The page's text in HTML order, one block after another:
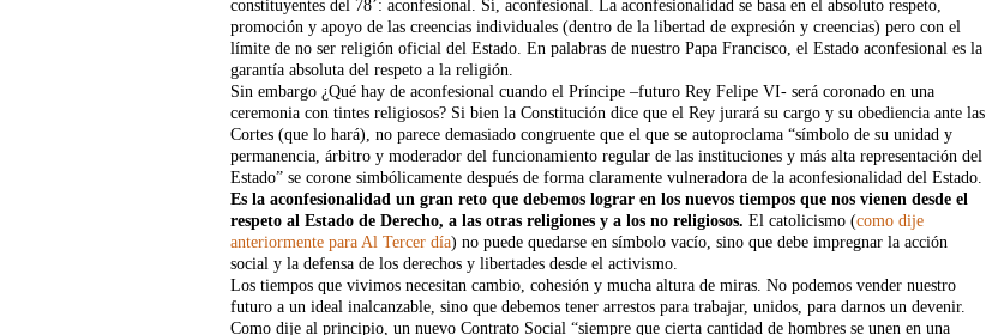
constituyentes del 78’: aconfesional. Sí, aconfesional. La aconfesionalidad se basa en el absoluto respeto,
promoción y apoyo de las creencias individuales (dentro de la libertad de expresión y creencias) pero con el
límite de no ser religión oficial del Estado. En palabras de nuestro Papa Francisco, el Estado aconfesional es la
garantía absoluta del respeto a la religión.
Sin embargo ¿Qué hay de aconfesional cuando el Príncipe –futuro Rey Felipe VI- será coronado en una
ceremonia con tintes religiosos? Si bien la Constitución dice que el Rey jurará su cargo y su obediencia ante las
Cortes (que lo hará), no parece demasiado congruente que el que se autoproclama “símbolo de su unidad y
permanencia, árbitro y moderador del funcionamiento regular de las instituciones y más alta representación del
Estado” se corone simbólicamente después de forma claramente vulneradora de la aconfesionalidad del Estado.
Es la aconfesionalidad un gran reto que debemos lograr en los nuevos tiempos que nos vienen desde el
respeto al Estado de Derecho, a las otras religiones y a los no religiosos. El catolicismo (como dije
anteriormente para Al Tercer día) no puede quedarse en símbolo vacío, sino que debe impregnar la acción
social y la defensa de los derechos y libertades desde el activismo.
Los tiempos que vivimos necesitan cambio, cohesión y mucha altura de miras. No podemos vender nuestro
futuro a un ideal inalcanzable, sino que debemos tener arrestos para trabajar, unidos, para darnos un devenir.
Como dije al principio, un nuevo Contrato Social “siempre que cierta cantidad de hombres se unen en una